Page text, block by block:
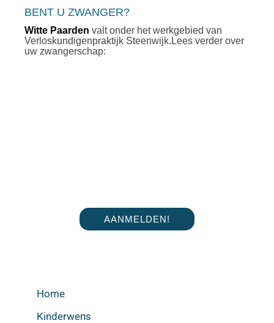
BENT U ZWANGER?
Witte Paarden valt onder het werkgebied van
Verloskundigenpraktijk Steenwijk.Lees verder over
uw zwangerschap:
AANMELDEN!
Home
Kinderwens